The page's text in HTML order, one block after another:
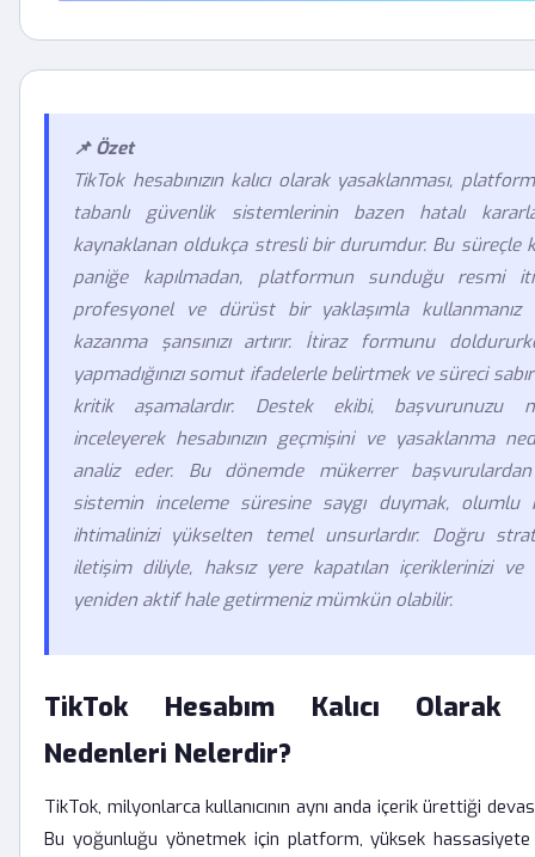
📌 Özet
TikTok hesabınızın kalıcı olarak yasaklanması,
tabanlı güvenlik sistemlerinin bazen hatalı
kaynaklanan oldukça stresli bir durumdur. Bu süreçle
paniğe kapılmadan, platformun sunduğu resmi
profesyonel ve dürüst bir yaklaşımla kullanmanız
kazanma şansınızı artırır. İtiraz formunu
yapmadığınızı somut ifadelerle belirtmek ve süreci
kritik aşamalardır. Destek ekibi, başvurunuzu
inceleyerek hesabınızın geçmişini ve yasaklanma
analiz eder. Bu dönemde mükerrer
sistemin inceleme süresine saygı duymak, olumlu
ihtimalinizi yükselten temel unsurlardır. Doğru
iletişim diliyle, haksız yere kapatılan içeriklerinizi ve
yeniden aktif hale getirmeniz mümkün olabilir.
TikTok Hesabım Kalıcı Olarak
Nedenleri Nelerdir?
TikTok, milyonlarca kullanıcının aynı anda içerik ürettiği
Bu yoğunluğu yönetmek için platform, yüksek